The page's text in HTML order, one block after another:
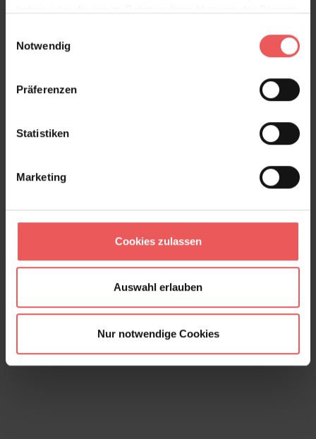
Notwendig
Präferenzen
Statistiken
Marketing
Cookies zulassen
Auswahl erlauben
Nur notwendige Cookies